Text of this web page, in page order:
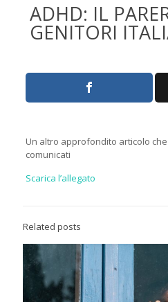
ADHD: IL
GENITORI
GUIDA
Un altro approfondito articolo
comunicati
Scarica l’allegato
Related posts